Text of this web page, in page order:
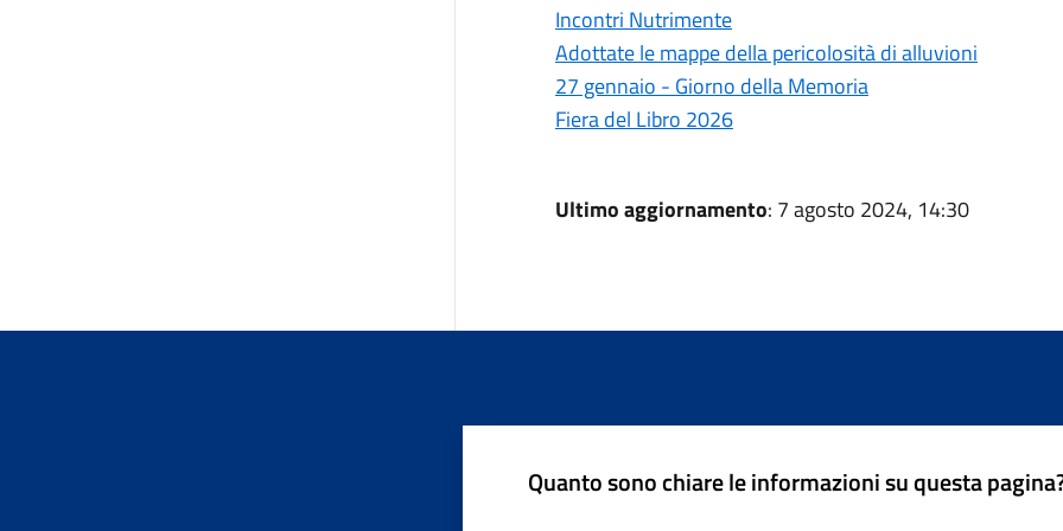
Incontri Nutrimente
Adottate le mappe della pericolosità di alluvioni
27 gennaio - Giorno della Memoria
Fiera del Libro 2026
Ultimo aggiornamento: 7 agosto 2024, 14:30
Quanto sono chiare le informazioni su questa